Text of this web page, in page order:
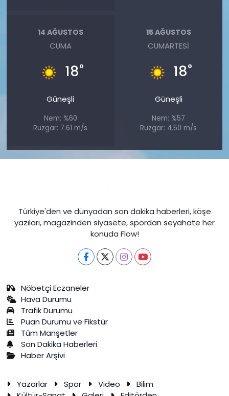
14 AĞUSTOS
CUMA
18°
Güneşli
Nem: %60
Rüzgar: 7.61 m/s
15 AĞUSTOS
CUMARTESI
18°
Güneşli
Nem: %57
Rüzgar: 4.50 m/s
Türkiye'den ve dünyadan son dakika haberleri, köşe
yazıları, magazinden siyasete, spordan seyahate her
konuda Flow!
Nöbetçi Eczaneler
Hava Durumu
Trafik Durumu
Puan Durumu ve Fikstür
Tüm Manşetler
Son Dakika Haberleri
Haber Arşivi
Yazarlar Spor Video
Bilim